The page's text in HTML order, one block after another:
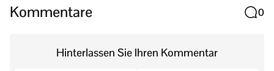
Kommentare 0
Hinterlassen Sie Ihren Kommentar